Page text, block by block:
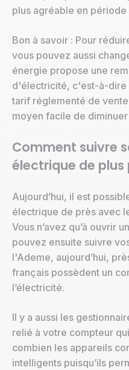
plus agréable en
Bon à savoir : Pour
vous pouvez aussi
énergie propose une
d'électricité, c'est-à-dire
tarif réglementé de
moyen facile de
Comment suivre
électrique de plus
Aujourd’hui, il est
électrique de près avec
Vous n’avez qu’à ouvrir
pouvez ensuite suivre
l'Ademe, aujourd’hui,
français possèdent un
l’électricité.
Il y a aussi les
relié à votre compteur
combien les appareils
intelligents puisqu’ils